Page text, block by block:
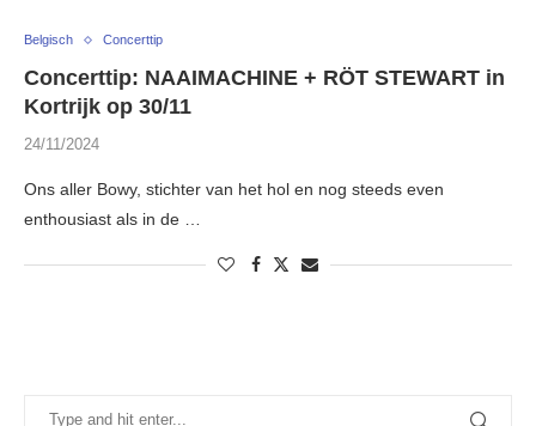
Belgisch Concerttip
Concerttip: NAAIMACHINE + RÖT STEWART in
Kortrijk op 30/11
24/11/2024
Ons aller Bowy, stichter van het hol en nog steeds even
enthousiast als in de …